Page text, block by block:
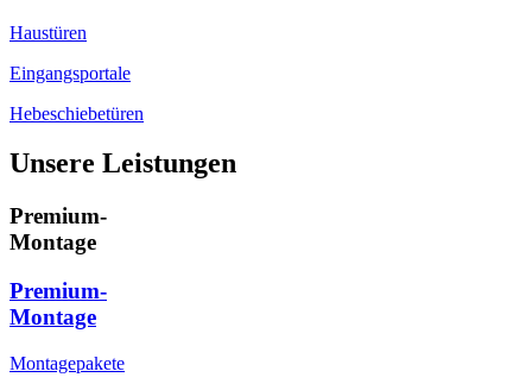
Haustüren
Eingangsportale
Hebeschiebetüren
Unsere Leistungen
Premium-
Montage
Premium-
Montage
Montagepakete